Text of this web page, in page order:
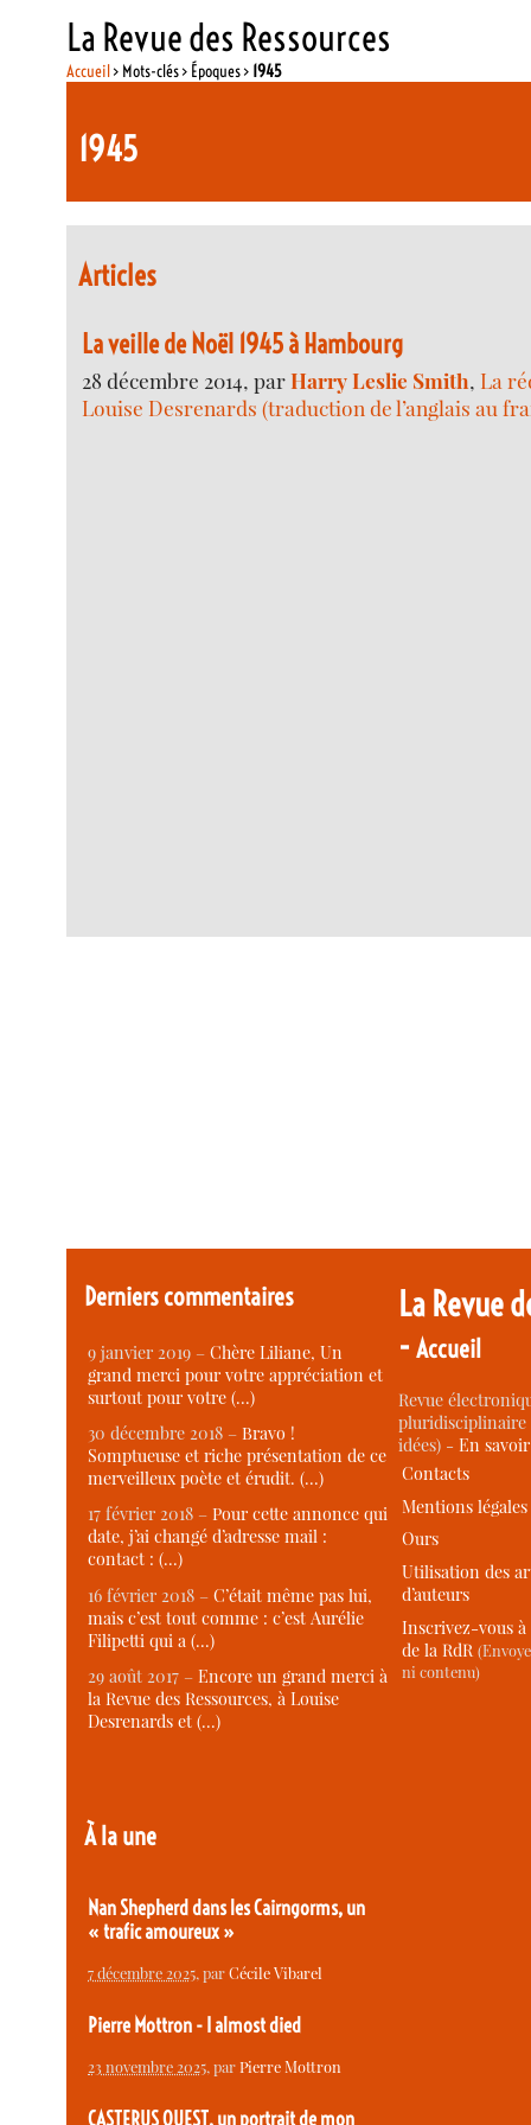
La Revue des Ressources
Accueil> Mots-clés > Époques > 1945
1945
Articles
La veille de Noël 1945 à Hambourg
28 décembre 2014, parHarry Leslie Smith,La
Louise Desrenards (traduction de l’anglais au
Derniers commentaires
9 janvier 2019 –Chère Liliane, Un
grand merci pour votre appréciation et
surtout pour votre (…)
30 décembre 2018 –Bravo !
Somptueuse et riche présentation de ce
merveilleux poète et érudit. (…)
17 février 2018 –Pour cette annonce qui
date, j’ai changé d’adresse mail :
contact : (…)
16 février 2018 –C’était même pas lui,
mais c’est tout comme : c’est Aurélie
Filipetti qui a (…)
29 août 2017 –Encore un grand merci à
la Revue des Ressources, à Louise
Desrenards et (…)
À la une
Nan Shepherd dans les Cairngorms, un
« trafic amoureux »
7 décembre 2025, parCécile Vibarel
Pierre Mottron - I almost died
23 novembre 2025, parPierre Mottron
CASTERUS OUEST, un portrait de mon
La Revue
-Accueil
Revue
idées) -En
Contacts
Mentions légales
Ours
Utilisation des
d’auteurs
Inscrivez-vous
de la RdR
ni contenu)